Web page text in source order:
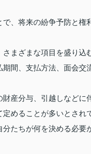
、将来の紛争予防と権
まざまな項目を盛り込
間、支払方法、面会交
産分与、引越しなどに
めることが多いとされ
たちが何を決める必要